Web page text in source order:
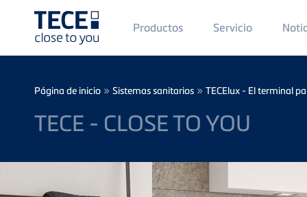
Main
Menü
1
Productos Servicio
Breadcrumb
Página de inicio » Sistemas sanitarios » TECElux - El terminal
TECE - CLOSE TO YOU